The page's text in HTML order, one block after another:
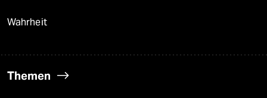
Wahrheit
Themen